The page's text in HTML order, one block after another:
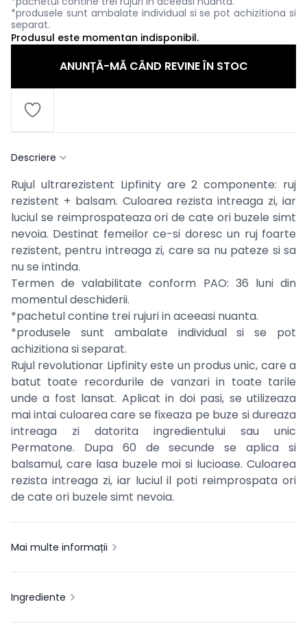
*produsele sunt ambalate individual si se pot achizitiona si
separat.
Produsul este momentan indisponibil.
ANUNȚĂ-MĂ CÂND REVINE ÎN STOC
Descriere
Rujul ultrarezistent Lipfinity are 2 componente: ruj
rezistent + balsam. Culoarea rezista intreaga zi, iar
luciul se reimprospateaza ori de cate ori buzele simt
nevoia. Destinat femeilor ce-si doresc un ruj foarte
rezistent, pentru intreaga zi, care sa nu pateze si sa
nu se intinda.
Termen de valabilitate conform PAO: 36 luni din
momentul deschiderii.
*pachetul contine trei rujuri in aceeasi nuanta.
*produsele sunt ambalate individual si se pot
achizitiona si separat.
Rujul revolutionar Lipfinity este un produs unic, care a
batut toate recordurile de vanzari in toate tarile
unde a fost lansat. Aplicat in doi pasi, se utilizeaza
mai intai culoarea care se fixeaza pe buze si dureaza
intreaga zi datorita ingredientului sau unic
Permatone. Dupa 60 de secunde se aplica si
balsamul, care lasa buzele moi si lucioase. Culoarea
rezista intreaga zi, iar luciul il poti reimprospata ori
de cate ori buzele simt nevoia.
Mai multe informații
Ingrediente